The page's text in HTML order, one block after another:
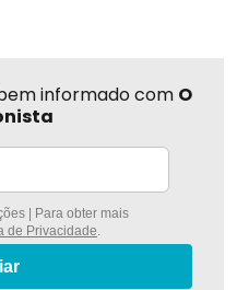
informado com O
| Para obter mais
de Privacidade.